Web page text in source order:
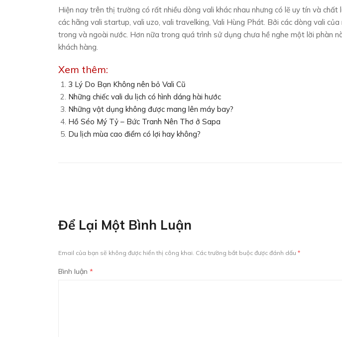
Hiện nay trên thị trường có rất nhiều dòng vali khác nhau nhưng có lẽ uy tín và chất
các hãng vali startup, vali uzo, vali travelking, Vali Hùng Phát. Bởi các dòng vali
trong và ngoài nước. Hơn nữa trong quá trình sử dụng chưa hề nghe một lời phàn
khách hàng.
Xem thêm:
3 Lý Do Bạn Không nên bỏ Vali Cũ
Những chiếc vali du lịch có hình dáng hài hước
Những vật dụng không được mang lên máy bay?
Hồ Séo Mý Tỷ – Bức Tranh Nên Thơ ở Sapa
Du lịch mùa cao điểm có lợi hay không?
Để Lại Một Bình Luận
Email của bạn sẽ không được hiển thị công khai. Các trường bắt buộc được đánh dấu *
Bình luận *